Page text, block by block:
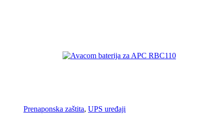
Prenaponska zaštita, UPS uređaji